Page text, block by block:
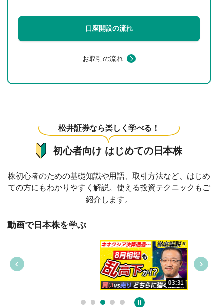
口座開設の流れ
お取引の流れ
松井証券なら楽しく学べる！
初心者向け はじめての日本株
株初心者のための基礎知識や用語、取引方法など、はじめ
ての方にもわかりやすく解説。使える投資テクニックもご
紹介します。
動画で日本株を学ぶ
03:31